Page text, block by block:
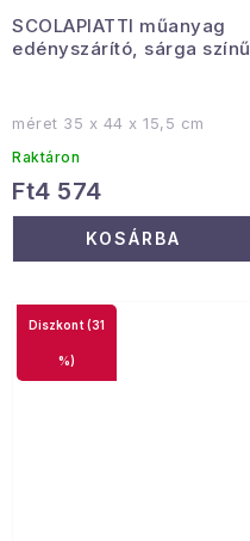
SCOLAPIATTI műanyag
edényszárító, sárga színű
méret 35 x 44 x 15,5 cm
Raktáron
Ft4 574
KOSÁRBA
(31
%)